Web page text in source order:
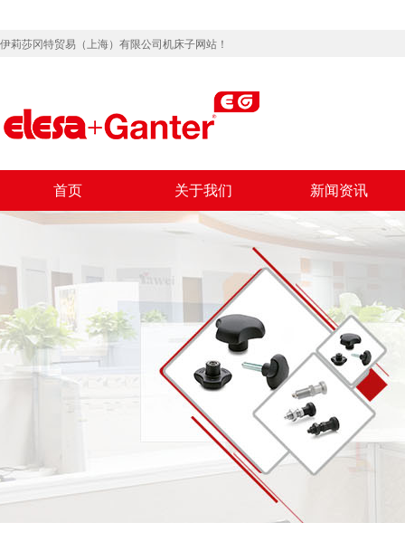
伊莉莎冈特贸易（上海）有限公司机床子网站！
首页 关于我们 新闻资讯